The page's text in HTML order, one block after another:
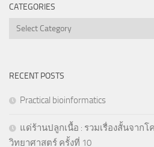
CATEGORIES
Categories
RECENT POSTS
Practical bioinformatics
แด่ร้านปลูกเนื้อ : รวมเรื่องสั้นจาก
วิทยาศาสตร์ ครั้งที่ 10